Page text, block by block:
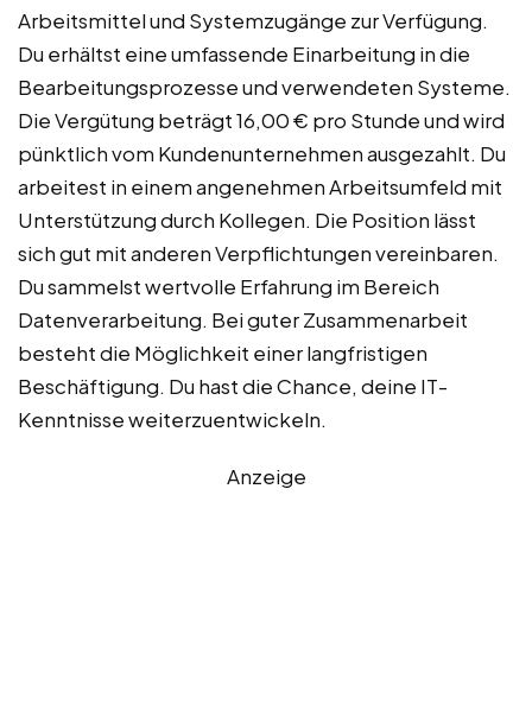
Arbeitsmittel und Systemzugänge zur Verfügung.
Du erhältst eine umfassende Einarbeitung in die
Bearbeitungsprozesse und verwendeten Systeme.
Die Vergütung beträgt 16,00 € pro Stunde und wird
pünktlich vom Kundenunternehmen ausgezahlt. Du
arbeitest in einem angenehmen Arbeitsumfeld mit
Unterstützung durch Kollegen. Die Position lässt
sich gut mit anderen Verpflichtungen vereinbaren.
Du sammelst wertvolle Erfahrung im Bereich
Datenverarbeitung. Bei guter Zusammenarbeit
besteht die Möglichkeit einer langfristigen
Beschäftigung. Du hast die Chance, deine IT-
Kenntnisse weiterzuentwickeln.
Anzeige